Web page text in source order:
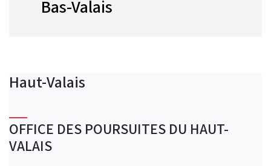
Bas-Valais
Haut-Valais
OFFICE DES POURSUITES DU HAUT-
VALAIS